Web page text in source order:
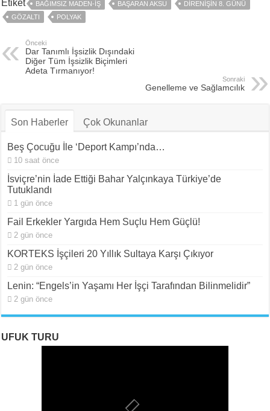
Etiket BAĞIMSIZ MADEN-İŞ BAŞARAN AKSU
DIRENIŞIN 8. GÜNÜ
GÖZALTI
POLYAK
Önceki
Dar Tanımlı İşsizlik Dışındaki
Diğer Tüm İşsizlik Biçimleri
Adeta Tırmanıyor!
Sonraki
Genelleme ve Sağlamcılık
Son Haberler Çok Okunanlar
Beş Çocuğu İle ‘Deport Kampı’nda…
10 saat önce
İsviçre’nin İade Ettiği Bahar Yalçınkaya Türkiye’de
Tutuklandı
1 gün önce
Fail Erkekler Yargıda Hem Suçlu Hem Güçlü!
2 gün önce
KORTEKS İşçileri 20 Yıllık Sultaya Karşı Çıkıyor
2 gün önce
Lenin: “Engels’in Yaşamı Her İşçi Tarafından Bilinmelidir”
2 gün önce
UFUK TURU